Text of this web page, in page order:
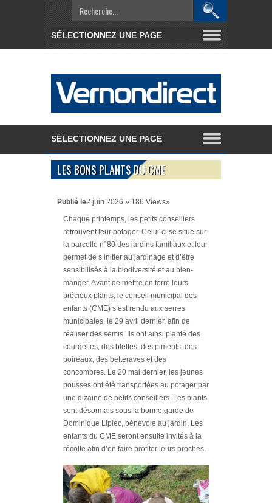
LES BONS PLANTS DU CME
Publié le2 juin 2026 » 186 Views»
Chaque printemps, les petits conseillers
retrouvent leur potager. Celui-ci se situe sur
la parcelle n°80 des jardins familiaux et leur
permet de s’initier au jardinage et d’être
sensibilisés à la biodiversité et au bien-
manger. Avant de mettre en terre leurs
précieux plants, le conseil municipal des
enfants (CME) s’est rendu aux serres
municipales, le 29 avril dernier, afin de
réaliser des semis. Ils ont ainsi planté des
courgettes, des blettes, des piments, des
poireaux, des betteraves et des
concombres. Le 20 mai dernier, les jeunes
pousses ont été transportées au potager par
une dizaine de petits conseillers. Les plants
sont désormais sous la bonne garde de
Dominique Lipiec, bénévole au jardin. Les
enfants du CME seront ensuite invités à la
récolte afin d’en faire profiter leurs proches.